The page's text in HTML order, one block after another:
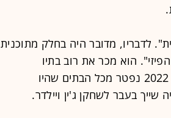
בית". לדבריו, מדובר היה בחלק מתוכנית
הוא מכר את רוב בתיו
בקליפורניה תמורת כ־130 מיליון דולר, ועד מרץ 2022 נפטר מכל הבתים שהיו
בעבר לשחקן ג'ין ויילדר.